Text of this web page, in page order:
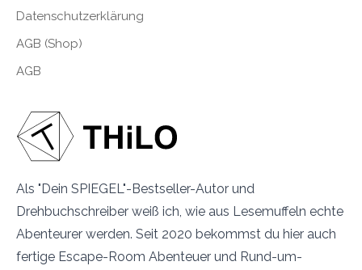
Als "Dein SPIEGEL"-Bestseller-Autor und
Drehbuchschreiber weiß ich, wie aus Lesemuffeln echte
Abenteurer werden. Seit 2020 bekommst du hier auch
fertige Escape-Room Abenteuer und Rund-um-
Datenschutzerklärung
AGB (Shop)
AGB